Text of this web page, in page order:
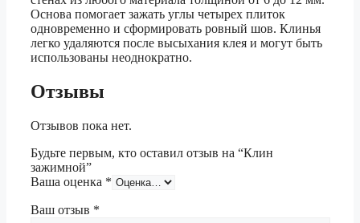
Основа помогает зажать углы четырех плиток
одновременно и сформировать ровный шов. Клинья
легко удаляются после высыхания клея и могут быть
использованы неоднократно.
Отзывы
Отзывов пока нет.
Будьте первым, кто оставил отзыв на “Клин
зажимной”
Ваша оценка *
Ваш отзыв *